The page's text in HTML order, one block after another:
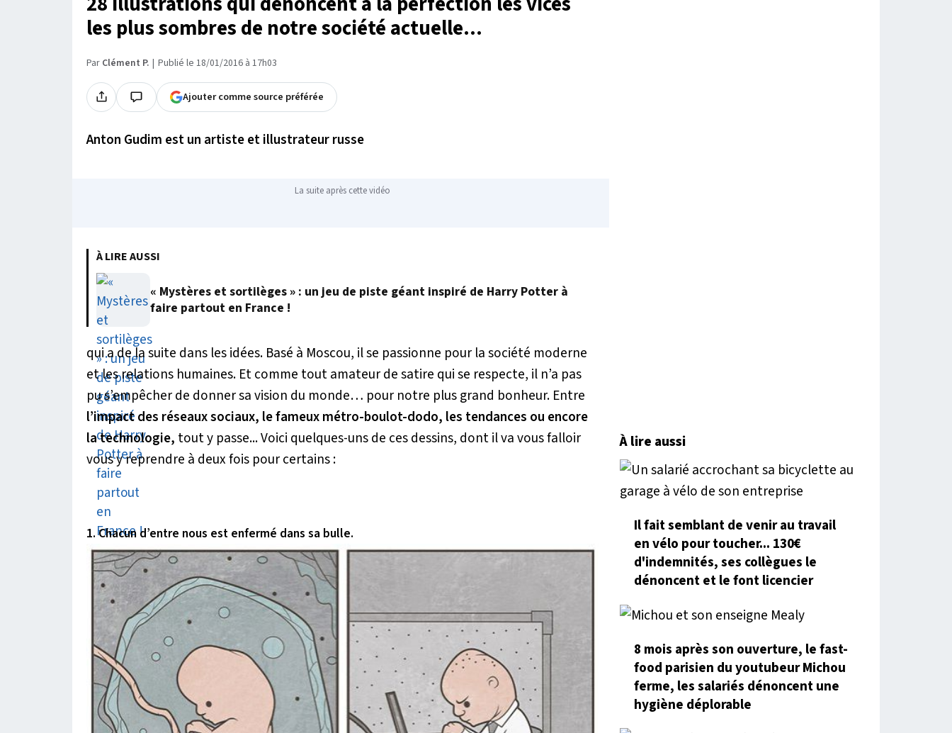
les plus sombres de notre société actuelle...
Par Clément P. Publié le 18/01/2016 à 17h03
Ajouter comme source préférée
Anton Gudim est un artiste et illustrateur russe
La suite après cette vidéo
À LIRE AUSSI
« Mystères et sortilèges » : un jeu de piste géant inspiré de Harry Potter à
faire partout en France !
qui a de la suite dans les idées. Basé à Moscou, il se passionne pour la société moderne
et les relations humaines. Et comme tout amateur de satire qui se respecte, il n’a pas
pu s’empêcher de donner sa vision du monde… pour notre plus grand bonheur. Entre
l’impact des réseaux sociaux, le fameux métro-boulot-dodo, les tendances ou encore
la technologie, tout y passe... Voici quelques-uns de ces dessins, dont il va vous falloir
vous y reprendre à deux fois pour certains :
1. Chacun d’entre nous est enfermé dans sa bulle.
À lire aussi
Il fait semblant de venir au travail
en vélo pour toucher... 130€
d'indemnités, ses collègues le
dénoncent et le font licencier
8 mois après son ouverture, le fast-
food parisien du youtubeur Michou
ferme, les salariés dénoncent une
hygiène déplorable